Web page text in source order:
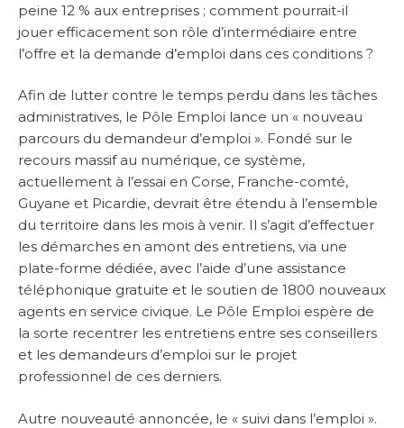
peine 12 % aux entreprises ; comment pourrait-il
jouer efficacement son rôle d’intermédiaire entre
l’offre et la demande d’emploi dans ces conditions ?
Afin de lutter contre le temps perdu dans les tâches
administratives, le Pôle Emploi lance un « nouveau
parcours du demandeur d’emploi ». Fondé sur le
recours massif au numérique, ce système,
actuellement à l’essai en Corse, Franche-comté,
Guyane et Picardie, devrait être étendu à l’ensemble
du territoire dans les mois à venir. Il s’agit d’effectuer
les démarches en amont des entretiens, via une
plate-forme dédiée, avec l’aide d’une assistance
téléphonique gratuite et le soutien de 1800 nouveaux
agents en service civique. Le Pôle Emploi espère de
la sorte recentrer les entretiens entre ses conseillers
et les demandeurs d’emploi sur le projet
professionnel de ces derniers.
Autre nouveauté annoncée, le « suivi dans l’emploi ».